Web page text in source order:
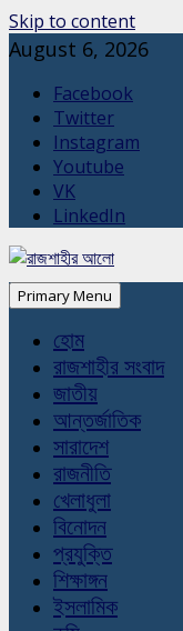
Skip to content
August 6, 2026
Facebook
Twitter
Instagram
Youtube
VK
LinkedIn
Primary Menu
হোম
রাজশাহীর সংবাদ
জাতীয়
আন্তর্জাতিক
সারাদেশ
রাজনীতি
খেলাধুলা
বিনোদন
প্রযুক্তি
শিক্ষাঙ্গন
ইসলামিক